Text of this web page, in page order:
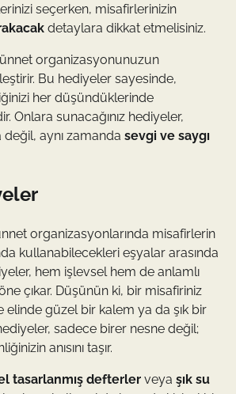
seçerken, misafirlerinizin
detaylara dikkat etmelisiniz.
organizasyonunuzun
Bu hediyeler sayesinde,
her düşündüklerinde
Onlara sunacağınız hediyeler,
aynı zamanda sevgi ve saygı
organizasyonlarında misafirlerin
kullanabilecekleri eşyalar arasında
hem işlevsel hem de anlamlı
çıkar. Düşünün ki, bir misafiriniz
güzel bir kalem ya da şık bir
sadece birer nesne değil;
anısını taşır.
tasarlanmış defterler veya şık su